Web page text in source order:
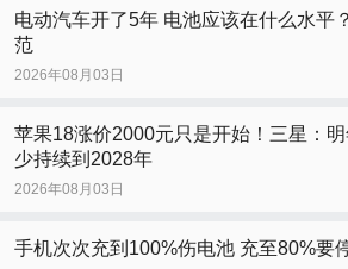
电动汽车开了5年 电池应该在什么水平
范
2026年08月03日
苹果18涨价2000元只是开始！三星：
少持续到2028年
2026年08月03日
手机次次充到100%伤电池 充至80%要